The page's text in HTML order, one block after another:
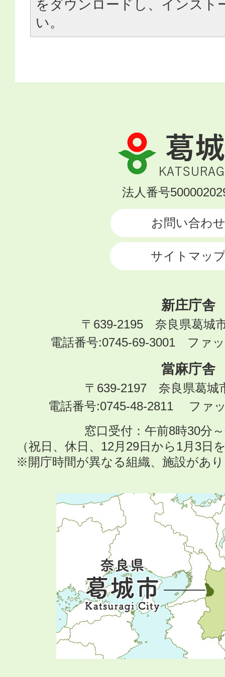
をダウンロードし、インスト
い。
葛
城
市
KATSURAGI
法人番号
お問い合わせ
サイトマッ
新庄庁舎
〒639-2195 奈良県葛城
電話番号:0745-69-3001 ファ
當麻庁舎
〒639-2197 奈良県葛城
電話番号:0745-48-2811 ファ
窓口受付：午前8時30分
（祝日、休日、12月29日から1月3日
※開庁時間が異なる組織、施設があ